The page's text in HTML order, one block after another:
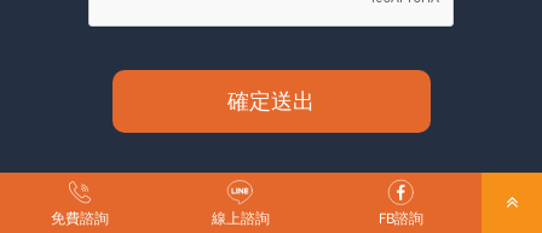
確定送出
免費諮詢 線上諮詢 FB諮詢